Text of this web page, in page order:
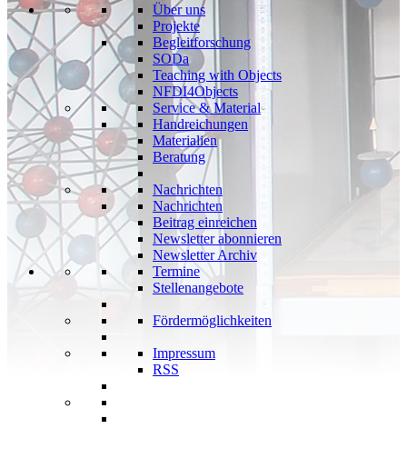
Über uns
Projekte
Begleitforschung
SODa
Teaching with Objects
NFDI4Objects
Service & Material
Handreichungen
Materialien
Beratung
Nachrichten
Nachrichten
Beitrag einreichen
Newsletter abonnieren
Newsletter Archiv
Termine
Stellenangebote
Fördermöglichkeiten
Impressum
RSS